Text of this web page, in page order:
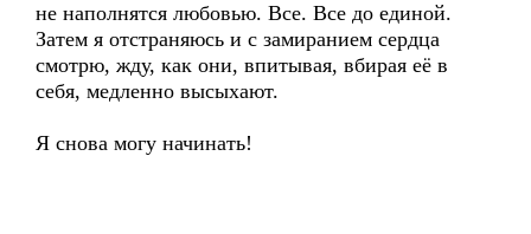
не наполнятся любовью. Все. Все до единой.
Затем я отстраняюсь и с замиранием сердца
смотрю, жду, как они, впитывая, вбирая её в
себя, медленно высыхают.
Я снова могу начинать!